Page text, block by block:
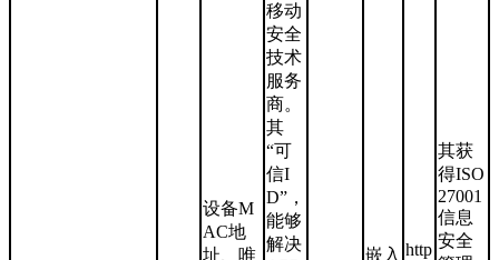
设备M
AC地
址、唯
移动
安全
技术
服务
商。
其
“可
信I
D”，
能够
解决
嵌入 http
其获
得ISO
27001
信息
安全